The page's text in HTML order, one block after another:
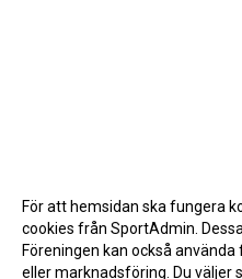
För att hemsidan ska fungera
cookies från SportAdmin.
Föreningen kan också
eller marknadsföring. Du väljer